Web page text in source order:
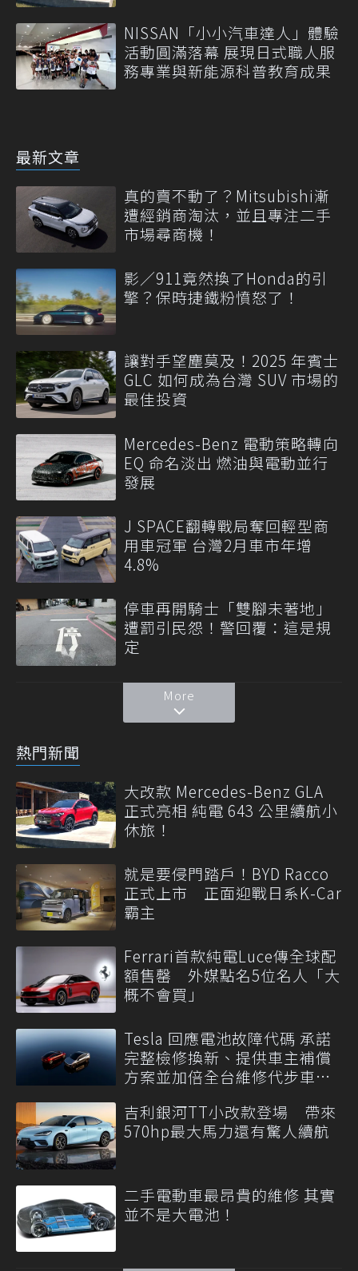
NISSAN「小小汽車達人」體驗
活動圓滿落幕 展現日式職人服
務專業與新能源科普教育成果
最新文章
真的賣不動了？Mitsubishi漸
遭經銷商淘汰，並且專注二手
市場尋商機！
影／911竟然換了Honda的引
擎？保時捷鐵粉憤怒了！
讓對手望塵莫及！2025 年賓士
GLC 如何成為台灣 SUV 市場的
最佳投資
Mercedes-Benz 電動策略轉向
EQ 命名淡出 燃油與電動並行
發展
J SPACE翻轉戰局奪回輕型商
用車冠軍 台灣2月車市年增
4.8%
停車再開騎士「雙腳未著地」
遭罰引民怨！警回覆：這是規
定
More
熱門新聞
大改款 Mercedes-Benz GLA
正式亮相 純電 643 公里續航小
休旅！
就是要侵門踏戶！BYD Racco
正式上市 正面迎戰日系K-Car
霸主
Ferrari首款純電Luce傳全球配
額售罄 外媒點名5位名人「大
概不會買」
Tesla 回應電池故障代碼 承諾
完整檢修換新、提供車主補償
方案並加倍全台維修代步車數
吉利銀河TT小改款登場 帶來
570hp最大馬力還有驚人續航
二手電動車最昂貴的維修 其實
並不是大電池！